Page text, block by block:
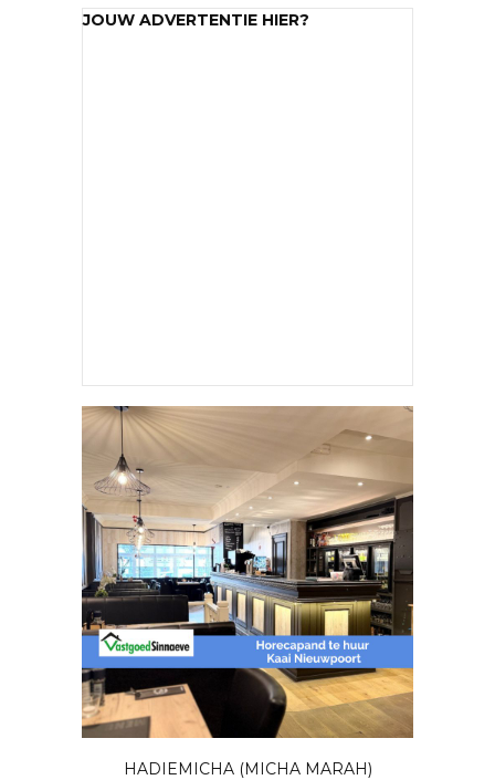
JOUW ADVERTENTIE HIER?
HADIEMICHA (MICHA MARAH)